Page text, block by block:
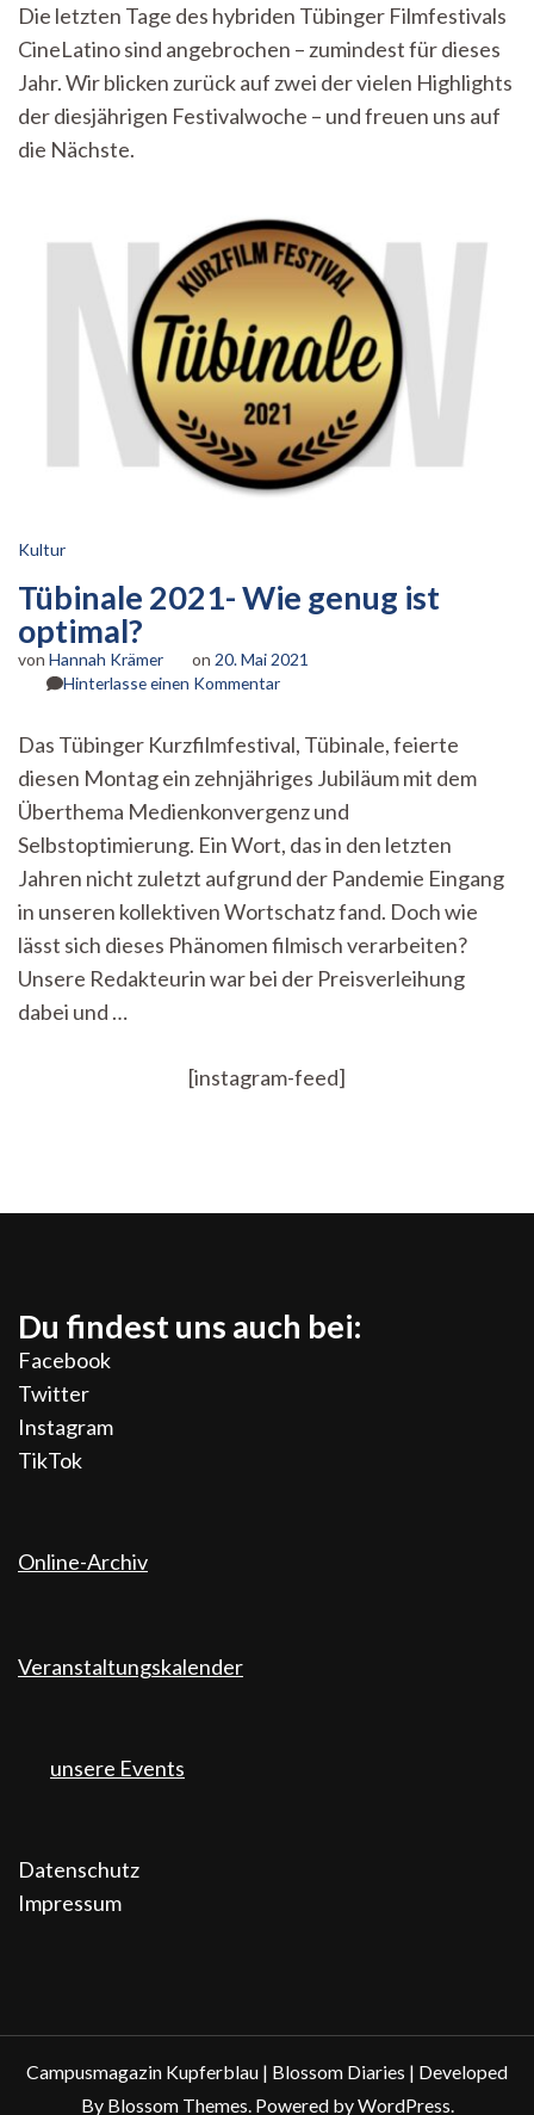
for
CineLatino
„Cholitas
–
hohen
Gipfeln“
Die letzten Tage des hybriden Tübinger Filmfestivals
CineLatino sind angebrochen – zumindest für dieses
Jahr. Wir blicken zurück auf zwei der vielen Highlights
der diesjährigen Festivalwoche – und freuen uns auf
die Nächste.
Kultur
Tübinale 2021- Wie genug ist
optimal?
von Hannah Krämer on 20. Mai 2021
Hinterlasse einen Kommentarzu
Wie
genug
optimal?
Das Tübinger Kurzfilmfestival, Tübinale, feierte
diesen Montag ein zehnjähriges Jubiläum mit dem
Überthema Medienkonvergenz und
Selbstoptimierung. Ein Wort, das in den letzten
Jahren nicht zuletzt aufgrund der Pandemie Eingang
in unseren kollektiven Wortschatz fand. Doch wie
lässt sich dieses Phänomen filmisch verarbeiten?
Unsere Redakteurin war bei der Preisverleihung
dabei und …
[instagram-feed]
Du findest uns auch bei:
Facebook
Twitter
Instagram
TikTok
Online-Archiv
Veranstaltungskalender
unsere Events
Datenschutz
Impressum
Campusmagazin Kupferblau | Blossom Diaries | Developed
By Blossom Themes. Powered byWordPress.